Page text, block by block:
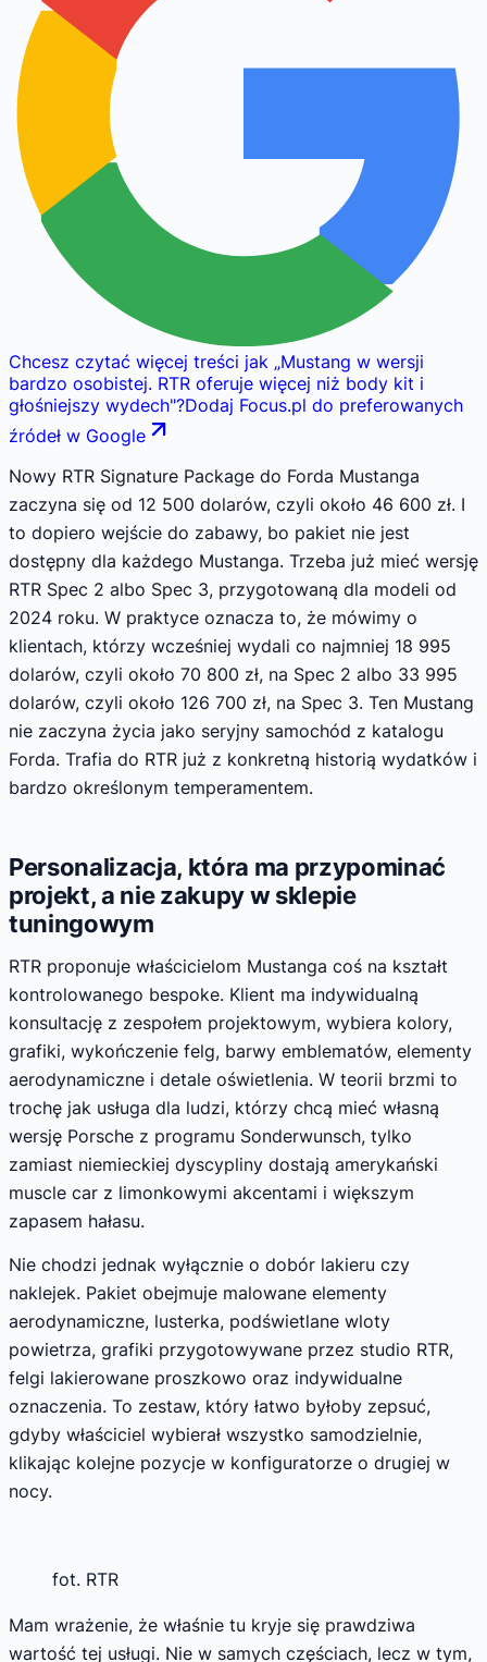
Chcesz czytać więcej treści jak „Mustang w wersji
bardzo osobistej. RTR oferuje więcej niż body kit i
głośniejszy wydech"?Dodaj Focus.pl do preferowanych
źródeł w Google
Nowy RTR Signature Package do Forda Mustanga
zaczyna się od 12 500 dolarów, czyli około 46 600 zł. I
to dopiero wejście do zabawy, bo pakiet nie jest
dostępny dla każdego Mustanga. Trzeba już mieć wersję
RTR Spec 2 albo Spec 3, przygotowaną dla modeli od
2024 roku. W praktyce oznacza to, że mówimy o
klientach, którzy wcześniej wydali co najmniej 18 995
dolarów, czyli około 70 800 zł, na Spec 2 albo 33 995
dolarów, czyli około 126 700 zł, na Spec 3. Ten Mustang
nie zaczyna życia jako seryjny samochód z katalogu
Forda. Trafia do RTR już z konkretną historią wydatków i
bardzo określonym temperamentem.
Personalizacja, która ma przypominać
projekt, a nie zakupy w sklepie
tuningowym
RTR proponuje właścicielom Mustanga coś na kształt
kontrolowanego bespoke. Klient ma indywidualną
konsultację z zespołem projektowym, wybiera kolory,
grafiki, wykończenie felg, barwy emblematów, elementy
aerodynamiczne i detale oświetlenia. W teorii brzmi to
trochę jak usługa dla ludzi, którzy chcą mieć własną
wersję Porsche z programu Sonderwunsch, tylko
zamiast niemieckiej dyscypliny dostają amerykański
muscle car z limonkowymi akcentami i większym
zapasem hałasu.
Nie chodzi jednak wyłącznie o dobór lakieru czy
naklejek. Pakiet obejmuje malowane elementy
aerodynamiczne, lusterka, podświetlane wloty
powietrza, grafiki przygotowywane przez studio RTR,
felgi lakierowane proszkowo oraz indywidualne
oznaczenia. To zestaw, który łatwo byłoby zepsuć,
gdyby właściciel wybierał wszystko samodzielnie,
klikając kolejne pozycje w konfiguratorze o drugiej w
nocy.
fot. RTR
Mam wrażenie, że właśnie tu kryje się prawdziwa
wartość tej usługi. Nie w samych częściach, lecz w tym,